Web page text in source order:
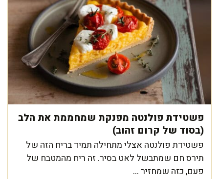
פשטידת פולנטה מפנקת שמחממת את הלב
(בסוד של קרום זהוב)
פשטידת פולנטה אצלי מתחילה תמיד בריח הזה של
תירס חם שמתבשל לאט בסיר. זה ריח מהמטבח של
פעם, כזה שמחזיר ...